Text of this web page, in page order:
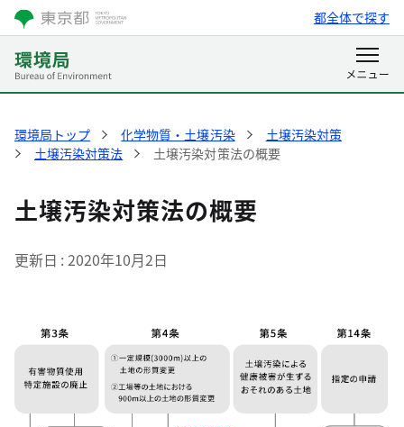
都全体で探す
環境局トップ 化学物質・土壌汚染
土壌汚染対策
土壌汚染対策法
土壌汚染対策法の概要
土壌汚染対策法の概要
更新日 2020年10月2日